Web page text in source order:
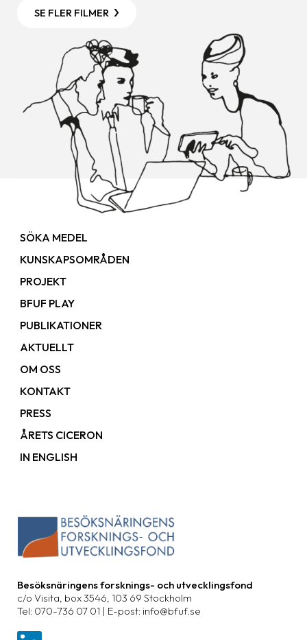
SE FLER FILMER
Besöksnäringens forsknings- och utvecklingsfond
c/o Visita, box 3546, 103 69 Stockholm
Tel: 070-736 07 01 | E-post: info@bfuf.se
SÖKA MEDEL
KUNSKAPSOMRÅDEN
PROJEKT
BFUF PLAY
PUBLIKATIONER
AKTUELLT
OM OSS
KONTAKT
PRESS
ÅRETS CICERON
IN ENGLISH